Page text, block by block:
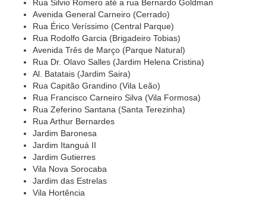
Rua Silvio Romero até a rua Bernardo Goldman
Avenida General Carneiro (Cerrado)
Rua Érico Veríssimo (Central Parque)
Rua Rodolfo Garcia (Brigadeiro Tobias)
Avenida Três de Março (Parque Natural)
Rua Dr. Olavo Salles (Jardim Helena Cristina)
Al. Batatais (Jardim Saira)
Rua Capitão Grandino (Vila Leão)
Rua Francisco Carneiro Silva (Vila Formosa)
Rua Zeferino Santana (Santa Terezinha)
Rua Arthur Bernardes
Jardim Baronesa
Jardim Itanguá II
Jardim Gutierres
Vila Nova Sorocaba
Jardim das Estrelas
Vila Hortência